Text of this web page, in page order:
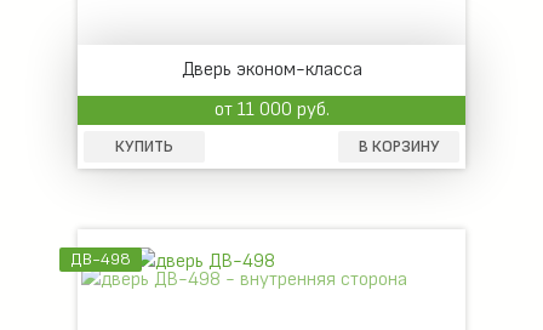
Дверь эконом-класса
от 11 000 руб.
КУПИТЬ В КОРЗИНУ
ДВ-498